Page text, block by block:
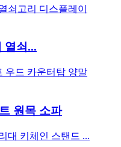
열쇠...
원목 소파